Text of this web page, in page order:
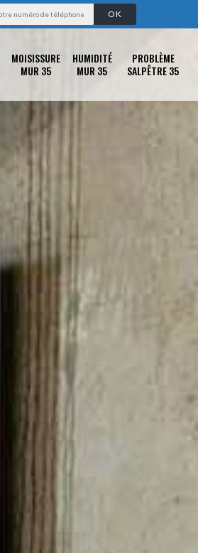
MOISISSURE
MUR 35
HUMIDITÉ
MUR 35
PROBLÈME
SALPÊTRE 35